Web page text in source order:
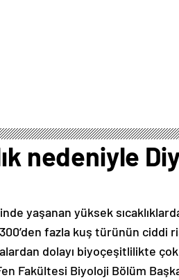
nedeniyle
yaşanan yüksek
300’den fazla kuş türünün
dolayı biyoçeşitlilikte
Fakültesi Biyoloji Bölüm